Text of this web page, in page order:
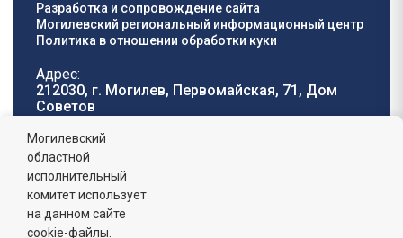
Разработка и сопровождение сайта
Могилевский региональный информационный центр
Политика в отношении обработки куки
Адрес:
212030, г. Могилев, Первомайская, 71, Дом
Cоветов
Телефон горячей
линии:
8 (0222) 71-32-55
График работы:
пн-пт: 8.00 - 17.00, сб-вс: выходной,
обеденный перерыв: 13:00 - 14:00
Могилевский
областной
исполнительный
комитет использует
на данном сайте
cookie-файлы.